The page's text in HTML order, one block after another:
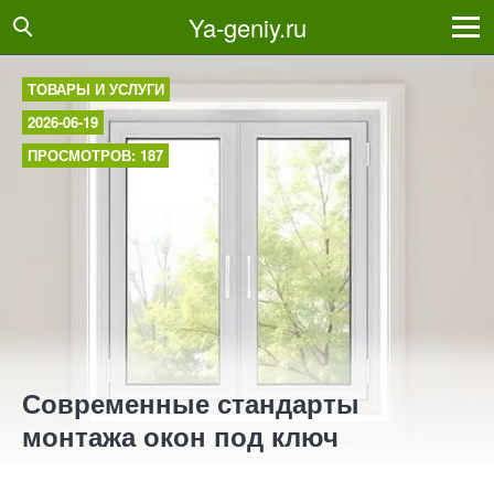
Ya-geniy.ru
ТОВАРЫ И УСЛУГИ
2026-06-19
ПРОСМОТРОВ: 187
Современные стандарты
монтажа окон под ключ